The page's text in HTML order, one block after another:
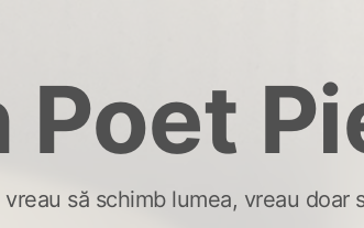
Poet
vreau să schimb lumea, vreau doar